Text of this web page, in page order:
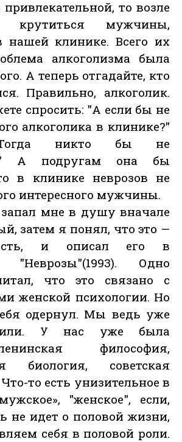
то возле
крутиться мужчины,
нашей клинике. Всего их
алкоголизма была
А теперь отгадайте, кто
Правильно, алкоголик.
спросить: "А если бы не
алкоголика в клинике?"
никто бы не
А подругам она бы
в клинике неврозов не
интересного мужчины.
мне в душу вначале
затем я понял, что это —
и описал его в
"Неврозы"(1993). Одно
что это связано с
женской психологии. Но
одернул. Мы ведь уже
У нас уже была
ленинская философия,
биология, советская
то есть унизительное в
"женское", если,
не идет о половой жизни,
себя в половой роли.